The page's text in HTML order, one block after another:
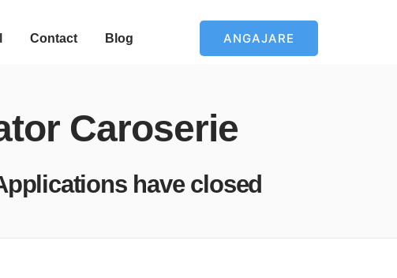
Contact Blog ANGAJARE
Caroserie
have closed